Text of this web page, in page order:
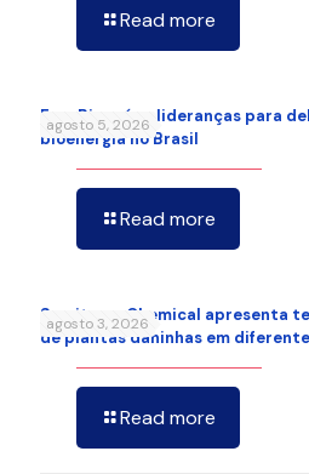
Read more
agosto 5, 2026
FenaBio reúne lideranças para
bioenergia no Brasil
Read more
agosto 3, 2026
Sumitomo Chemical apresenta
de plantas daninhas em
Read more